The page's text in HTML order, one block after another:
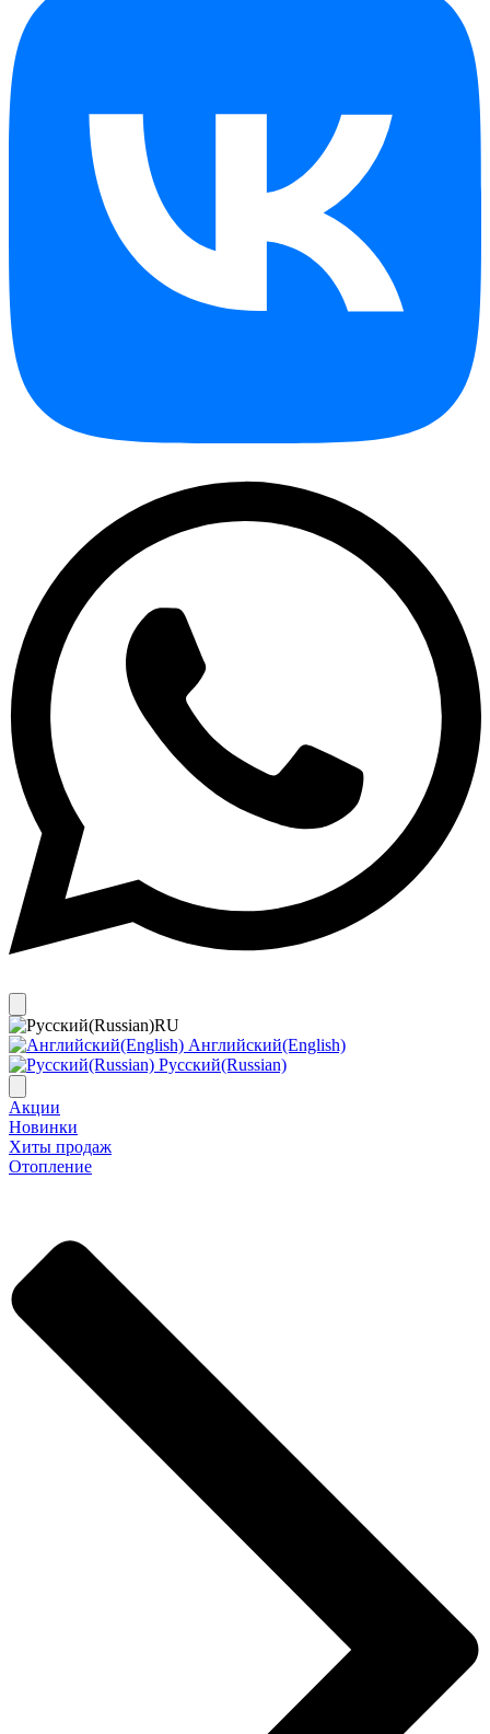
RU
Английский(English)
Русский(Russian)
Акции
Новинки
Хиты продаж
Отопление